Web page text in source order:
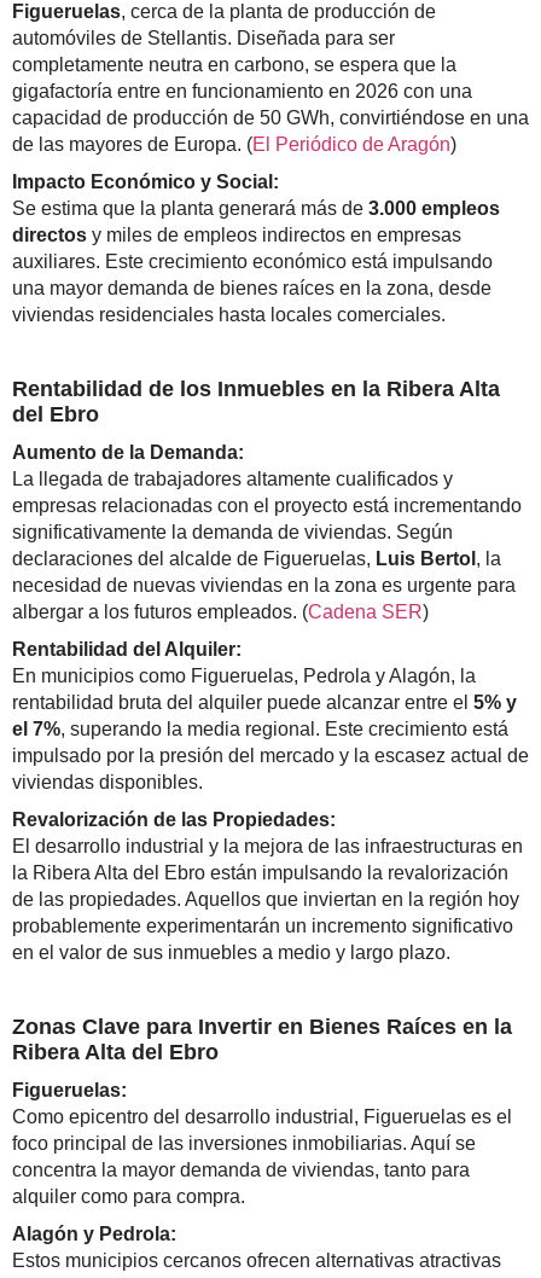
Figueruelas, cerca de la planta de producción de
automóviles de Stellantis. Diseñada para ser
completamente neutra en carbono, se espera que la
gigafactoría entre en funcionamiento en 2026 con una
capacidad de producción de 50 GWh, convirtiéndose en una
de las mayores de Europa. (El Periódico de Aragón)
Impacto Económico y Social:
Se estima que la planta generará más de 3.000 empleos
directos y miles de empleos indirectos en empresas
auxiliares. Este crecimiento económico está impulsando
una mayor demanda de bienes raíces en la zona, desde
viviendas residenciales hasta locales comerciales.
Rentabilidad de los Inmuebles en la Ribera Alta
del Ebro
Aumento de la Demanda:
La llegada de trabajadores altamente cualificados y
empresas relacionadas con el proyecto está incrementando
significativamente la demanda de viviendas. Según
declaraciones del alcalde de Figueruelas, Luis Bertol , la
necesidad de nuevas viviendas en la zona es urgente para
albergar a los futuros empleados. (Cadena SER)
Rentabilidad del Alquiler:
En municipios como Figueruelas, Pedrola y Alagón, la
rentabilidad bruta del alquiler puede alcanzar entre el 5% y
el 7%, superando la media regional. Este crecimiento está
impulsado por la presión del mercado y la escasez actual de
viviendas disponibles.
Revalorización de las Propiedades:
El desarrollo industrial y la mejora de las infraestructuras en
la Ribera Alta del Ebro están impulsando la revalorización
de las propiedades. Aquellos que inviertan en la región hoy
probablemente experimentarán un incremento significativo
en el valor de sus inmuebles a medio y largo plazo.
Zonas Clave para Invertir en Bienes Raíces en la
Ribera Alta del Ebro
Figueruelas:
Como epicentro del desarrollo industrial, Figueruelas es el
foco principal de las inversiones inmobiliarias. Aquí se
concentra la mayor demanda de viviendas, tanto para
alquiler como para compra.
Alagón y Pedrola:
Estos municipios cercanos ofrecen alternativas atractivas